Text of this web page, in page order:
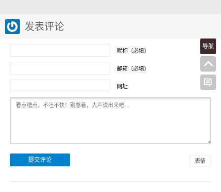
发表评论
昵称（必填）
邮箱（必填）
网址
表情
导航